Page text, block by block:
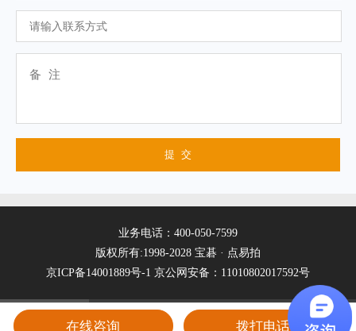
业务电话：400-050-7599
版权所有:1998-2028 宝碁 · 点易拍
京ICP备14001889号-1 京公网安备：11010802017592号
在线咨询 拨打电话